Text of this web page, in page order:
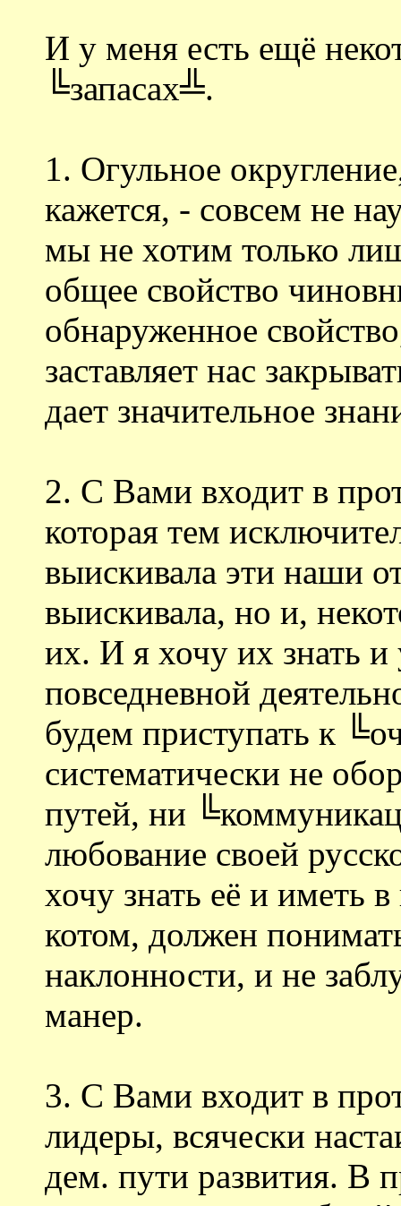
И у меня есть ещё
╚запасах╩.
1. Огульное
кажется, - совсем не
мы не хотим только
общее свойство
обнаруженное
заставляет нас
дает значительное
2. С Вами входит в
которая тем
выискивала эти наши
выискивала, но и,
их. И я хочу их знать и
повседневной
будем приступать к
систематически не
путей, ни
любование своей
хочу знать её и иметь
котом, должен
наклонности, и не
манер.
3. С Вами входит в
лидеры, всячески
дем. пути развития. В